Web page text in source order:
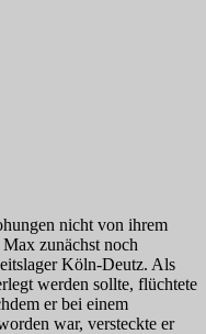
nicht von ihrem
zunächst noch
Köln-Deutz. Als
werden sollte, flüchtete
er bei einem
war, versteckte er